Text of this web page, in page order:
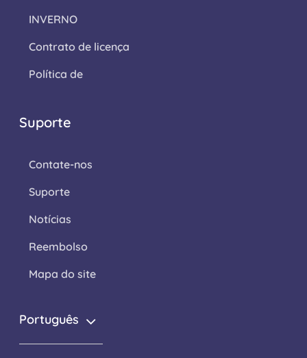
INVERNO
Contrato de licença
Política de
Suporte
Contate-nos
Suporte
Notícias
Reembolso
Mapa do site
Português